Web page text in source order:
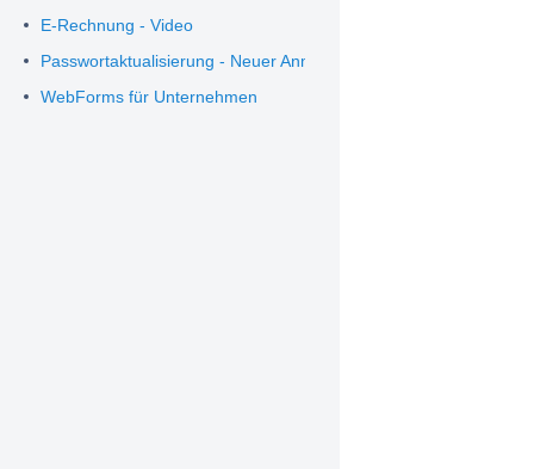
E-Rechnung - Video
Passwortaktualisierung - Neuer Anmeldeprozess
WebForms für Unternehmen